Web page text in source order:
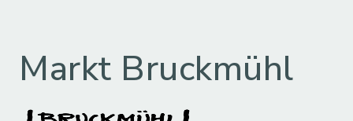
Markt Bruckmühl